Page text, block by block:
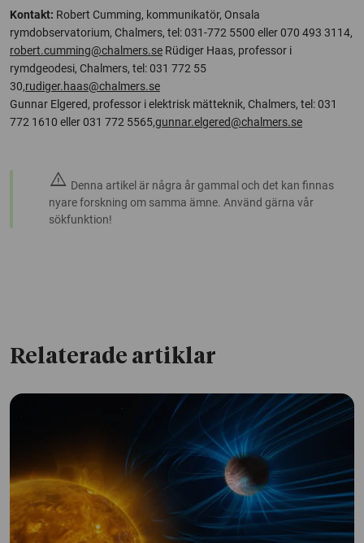
Kontakt: Robert Cumming, kommunikatör, Onsala
rymdobservatorium, Chalmers, tel: 031-772 5500 eller 070 493 3114,
robert.cumming@chalmers.se Rüdiger Haas, professor i
rymdgeodesi, Chalmers, tel: 031 772 55
30,rudiger.haas@chalmers.se
Gunnar Elgered, professor i elektrisk mätteknik, Chalmers, tel: 031
772 1610 eller 031 772 5565,gunnar.elgered@chalmers.se
warning Denna artikel är några år gammal och det kan finnas
nyare forskning om samma ämne. Använd gärna vår
sökfunktion!
Relaterade artiklar